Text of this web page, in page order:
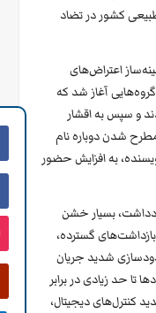
کشور در تضاد
اعتراض‌های
گروه‌هایی آغاز شد که
و سپس به اقشار
شدن دوباره نام
به افزایش حضور
بسیار خشن
گسترده،
شدید جریان
تا حد زیادی در برابر
کنترل‌های دیجیتال،